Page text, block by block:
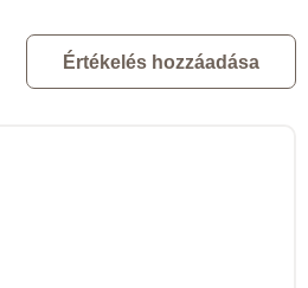
Értékelés hozzáadása